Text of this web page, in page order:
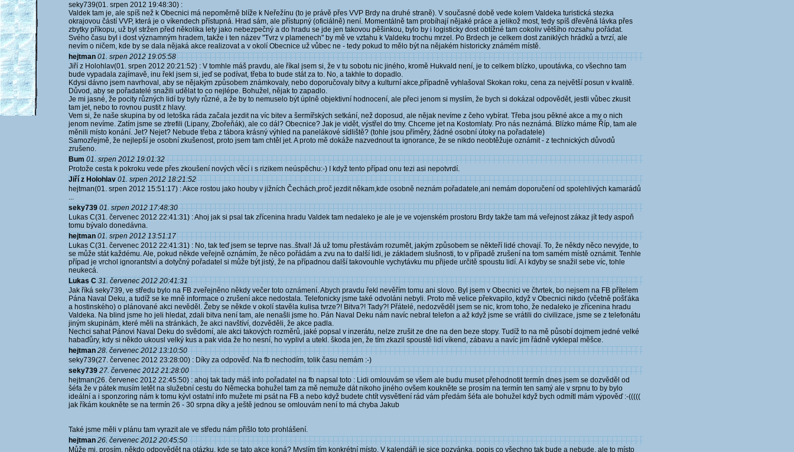
seky739(01. srpen 2012 19:48:30) :
Valdek tam je, ale spíš než k Obecnici má nepoměrně blíže k Neřežínu (to je právě přes VVP Brdy na druhé straně). V současné době vede kolem Valdeka turistická stezka
okrajovou částí VVP, která je o víkendech přístupná. Hrad sám, ale přístupný (oficiálně) není. Momentálně tam probíhají nějaké práce a jelikož most, tedy spíš dřevěná lávka přes
zbytky příkopu, už byl stržen před několika lety jako nebezpečný a do hradu se jde jen takovou pěšinkou, bylo by i logisticky dost obtížné tam cokoliv většího rozsahu pořádat.
Svého času byl i dost významným hradem, takže i ten název "Tvrz v plamenech" by mě ve vztahu k Valdeku trochu mrzel. Po Brdech je celkem dost zaniklých hrádků a tvrzí, ale
nevím o ničem, kde by se dala nějaká akce realizovat a v okolí Obecnice už vůbec ne - tedy pokud to mělo být na nějakém historicky známém místě.
hejtman 01. srpen 2012 19:05:58
Jiří z Holohlav(01. srpen 2012 20:21:52) : V tomhle máš pravdu, ale říkal jsem si, že v tu sobotu nic jiného, kromě Hukvald není, je to celkem blízko, upoutávka, co všechno tam
bude vypadala zajímavě, inu řekl jsem si, jeď se podívat, třeba to bude stát za to. No, a takhle to dopadlo.
Kdysi dávno jsem navrhoval, aby se nějakým způsobem známkovaly, nebo doporučovaly bitvy a kulturní akce,případně vyhlašoval Skokan roku, cena za největší posun v kvalitě.
Důvod, aby se pořadatelé snažili udělat to co nejlépe. Bohužel, nějak to zapadlo.
Je mi jasné, že pocity různých lidí by byly různé, a že by to nemuselo být úplně objektivní hodnocení, ale přeci jenom si myslím, že bych si dokázal odpovědět, jestli vůbec zkusit
tam jet, nebo to rovnou pustit z hlavy.
Vem si, že naše skupina by od letoška ráda začala jezdit na víc bitev a šermířských setkání, než doposud, ale nějak nevíme z čeho vybírat. Třeba jsou pěkné akce a my o nich
jenom nevíme. Zatím jsme se ztrefili (Lipany, Zbořeňák), ale co dál? Obecnice? Jak je vidět, výstřel do tmy. Chceme jet na Kostomlaty. Pro nás neznámá. Blízko máme Říp, tam ale
měnili místo konání. Jet? Nejet? Nebude třeba z tábora krásný výhled na panelákové sídliště? (tohle jsou příměry, žádné osobní útoky na pořadatele)
Samozřejmě, že nejlepší je osobní zkušenost, proto jsem tam chtěl jet. A proto mě dokáže nazvednout ta ignorance, že se nikdo neobtěžuje oznámit - z technických důvodů
zrušeno.
Bum 01. srpen 2012 19:01:32
Protože cesta k pokroku vede přes zkoušení nových věcí i s rizikem neúspěchu:-) I když tento případ onu tezi asi nepotvrdí.
Jiří z Holohlav 01. srpen 2012 18:21:52
hejtman(01. srpen 2012 15:51:17) : Akce rostou jako houby v jižních Čechách,proč jezdit někam,kde osobně neznám pořadatele,ani nemám doporučení od spolehlivých kamarádů
...
seky739 01. srpen 2012 17:48:30
Lukas C(31. červenec 2012 22:41:31) : Ahoj jak si psal tak zřícenina hradu Valdek tam nedaleko je ale je ve vojenském prostoru Brdy takže tam má veřejnost zákaz jít tedy aspoň
tomu bývalo donedávna.
hejtman 01. srpen 2012 13:51:17
Lukas C(31. červenec 2012 22:41:31) : No, tak teď jsem se teprve nas..štval! Já už tomu přestávám rozumět, jakým způsobem se někteří lidé chovají. To, že někdy něco nevyjde, to
se může stát každému. Ale, pokud někde veřejně oznámím, že něco pořádám a zvu na to další lidi, je základem slušnosti, to v případě zrušení na tom samém místě oznámit. Tenhle
případ je vrchol ignorantství a dotyčný pořadatel si může být jistý, že na případnou další takovouhle vychytávku mu přijede určitě spoustu lidí. A i kdyby se snažil sebe víc, tohle
neukecá.
Lukas C 31. červenec 2012 20:41:31
Jak říká seky739, ve středu bylo na FB zveřejněno někdy večer toto oznámení. Abych pravdu řekl nevěřím tomu ani slovo. Byl jsem v Obecnici ve čtvrtek, bo nejsem na FB přítelem
Pána Naval Deku, a tudíž se ke mně informace o zrušení akce nedostala. Telefonicky jsme také odvoláni nebyli. Proto mě velice překvapilo, když v Obecnici nikdo (včetně pošťáka
a hostinského) o plánované akci nevěděl. Žeby se někde v okolí stavěla kulisa tvrze?! Bitva?! Tady?! Přátelé, nedozvěděl jsem se nic, krom toho, že nedaleko je zřícenina hradu
Valdeka. Na blind jsme ho jeli hledat, zdali bitva není tam, ale nenašli jsme ho. Pán Naval Deku nám navíc nebral telefon a až když jsme se vrátili do civilizace, jsme se z telefonátu
jiným skupinám, které měli na stránkách, že akci navštíví, dozvěděli, že akce padla.
Nechci sahat Pánovi Naval Deku do svědomí, ale akci takových rozměrů, jaké popsal v inzerátu, nelze zrušit ze dne na den beze stopy. Tudíž to na mě působí dojmem jedné velké
habaďůry, kdy si někdo ukousl velký kus a pak vida že ho nesní, ho vyplivl a utekl. škoda jen, že tím zkazil spoustě lidí víkend, zábavu a navíc jim řádně vyklepal měšce.
hejtman 28. červenec 2012 13:10:50
seky739(27. červenec 2012 23:28:00) : Díky za odpověď. Na fb nechodím, tolik času nemám :-)
seky739 27. červenec 2012 21:28:00
hejtman(26. červenec 2012 22:45:50) : ahoj tak tady máš info pořadatel na fb napsal toto : Lidi omlouvám se všem ale budu muset přehodnotit termín dnes jsem se dozvěděl od
šéfa že v pátek musím letět na služební cestu do Německa bohužel tam za mě nemuže dát nikoho jiného ovšem koukněte se prosím na termín ten samý ale v srpnu to by bylo
ideální a i sponzoring nám k tomu kývl ostatní info mužete mi psát na FB a nebo když budete chtít vysvětlení rád vám předám šéfa ale bohužel když bych odmítl mám výpověď :-(((((
jak říkám koukněte se na termín 26 - 30 srpna díky a ještě jednou se omlouvám není to má chyba Jakub
Také jsme měli v plánu tam vyrazit ale ve středu nám přišlo toto prohlášení.
hejtman 26. červenec 2012 20:45:50
Může mi, prosím, někdo odpovědět na otázku, kde se tato akce koná? Myslím tím konkrétní místo. V kalendáři je sice pozvánka, popis co všechno tak bude a nebude, ale to místo